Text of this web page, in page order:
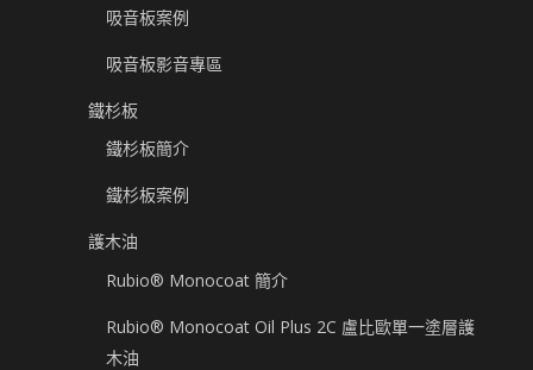
吸音板案例
吸音板影音專區
鐵杉板
鐵杉板簡介
鐵杉板案例
護木油
Rubio® Monocoat 簡介
Rubio® Monocoat Oil Plus 2C 盧比歐單一塗層護
木油